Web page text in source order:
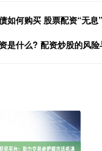
如何购买 股票配资“无息
是什么? 配资炒股的风